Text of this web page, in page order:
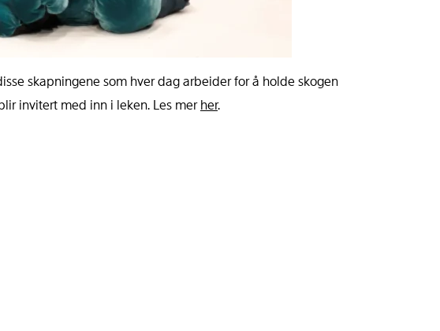
skapningene som hver dag arbeider for å holde skogen
invitert med inn i leken. Les merher.